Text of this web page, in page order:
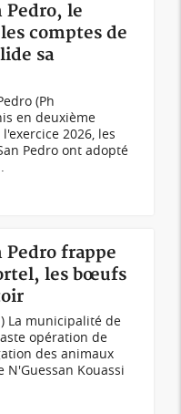
Pedro, le
comptes de
sa
(Ph
en deuxième
2026, les
Pedro ont adopté
Pedro frappe
les bœufs
La municipalité de
opération de
des animaux
Kouassi